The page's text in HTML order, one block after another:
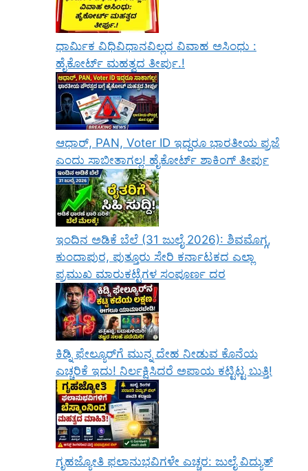
ಧಾರ್ಮಿಕ ವಿಧಿವಿಧಾನವಿಲ್ಲದ ವಿವಾಹ ಅಸಿಂಧು :
ಹೈಕೋರ್ಟ್ ಮಹತ್ವದ ತೀರ್ಪು.!
ಆಧಾರ್, PAN, Voter ID ಇದ್ದರೂ ಭಾರತೀಯ ಪ್ರಜೆ
ಎಂದು ಸಾಬೀತಾಗಲ್ಲ! ಹೈಕೋರ್ಟ್ ಶಾಕಿಂಗ್ ತೀರ್ಪು
ಇಂದಿನ ಅಡಿಕೆ ಬೆಲೆ (31 ಜುಲೈ 2026): ಶಿವಮೊಗ್ಗ,
ಕುಂದಾಪುರ, ಪುತ್ತೂರು ಸೇರಿ ಕರ್ನಾಟಕದ ಎಲ್ಲಾ
ಪ್ರಮುಖ ಮಾರುಕಟ್ಟೆಗಳ ಸಂಪೂರ್ಣ ದರ
ಕಿಡ್ನಿ ಫೇಲ್ಯೂರ್‌ಗೆ ಮುನ್ನ ದೇಹ ನೀಡುವ ಕೊನೆಯ
ಎಚ್ಚರಿಕೆ ಇದು! ನಿರ್ಲಕ್ಷಿಸಿದರೆ ಅಪಾಯ ಕಟ್ಟಿಟ್ಟ ಬುತ್ತಿ!
ಗೃಹಜ್ಯೋತಿ ಫಲಾನುಭವಿಗಳೇ ಎಚ್ಚರ: ಜುಲೈ ವಿದ್ಯುತ್